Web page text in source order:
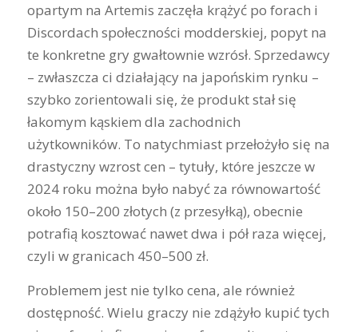
opartym na Artemis zaczęła krążyć po forach i
Discordach społeczności modderskiej, popyt na
te konkretne gry gwałtownie wzrósł. Sprzedawcy
– zwłaszcza ci działający na japońskim rynku –
szybko zorientowali się, że produkt stał się
łakomym kąskiem dla zachodnich
użytkowników. To natychmiast przełożyło się na
drastyczny wzrost cen – tytuły, które jeszcze w
2024 roku można było nabyć za równowartość
około 150–200 złotych (z przesyłką), obecnie
potrafią kosztować nawet dwa i pół raza więcej,
czyli w granicach 450–500 zł.
Problemem jest nie tylko cena, ale również
dostępność. Wielu graczy nie zdążyło kupić tych